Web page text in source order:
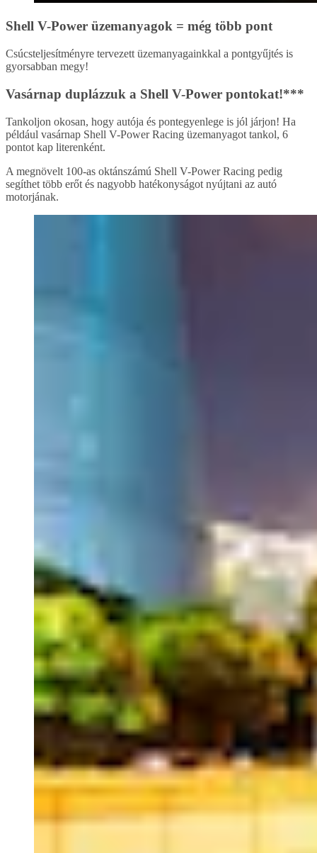
Shell V-Power üzemanyagok = még több pont
Csúcsteljesítményre tervezett üzemanyagainkkal a pontgyűjtés is
gyorsabban megy!
Vasárnap duplázzuk a Shell V-Power pontokat!***
Tankoljon okosan, hogy autója és pontegyenlege is jól járjon! Ha
például vasárnap Shell V-Power Racing üzemanyagot tankol, 6
pontot kap literenként.
A megnövelt 100-as oktánszámú Shell V-Power Racing pedig
segíthet több erőt és nagyobb hatékonyságot nyújtani az autó
motorjának.